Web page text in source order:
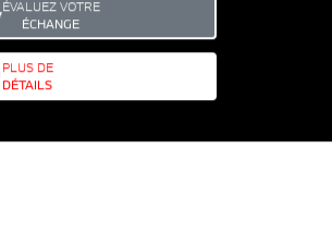
ÉVALUEZ VOTRE
ÉCHANGE
PLUS DE
DÉTAILS